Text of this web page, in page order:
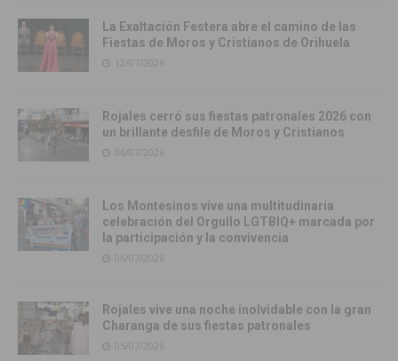
La Exaltación Festera abre el camino de las
Fiestas de Moros y Cristianos de Orihuela
12/07/2026
Rojales cerró sus fiestas patronales 2026 con
un brillante desfile de Moros y Cristianos
06/07/2026
Los Montesinos vive una multitudinaria
celebración del Orgullo LGTBIQ+ marcada por
la participación y la convivencia
06/07/2026
Rojales vive una noche inolvidable con la gran
Charanga de sus fiestas patronales
05/07/2026